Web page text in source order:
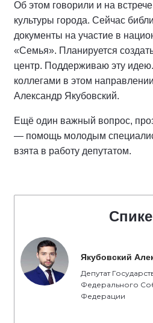
Об этом говорили и на
культуры города. Сейчас
документы на участие в
«Семья». Планируется
центр. Поддерживаю эту
коллегами в этом
Александр Якубовский.
Ещё один важный вопрос,
— помощь молодым
взята в работу депутатом.
Якубовский
Депутат
Федерального
Федерации